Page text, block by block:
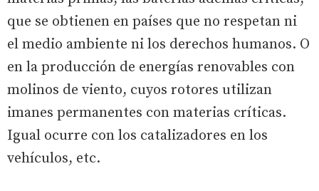
que se obtienen en países que no respetan ni
el medio ambiente ni los derechos humanos. O
en la producción de energías renovables con
molinos de viento, cuyos rotores utilizan
imanes permanentes con materias críticas.
Igual ocurre con los catalizadores en los
vehículos, etc.